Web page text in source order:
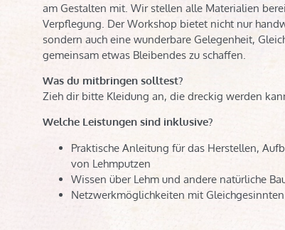
am Gestalten mit. Wir stellen alle Materialien
Verpflegung. Der Workshop bietet nicht nur
sondern auch eine wunderbare Gelegenheit,
gemeinsam etwas Bleibendes zu schaffen.
Was du mitbringen solltest?
Zieh dir bitte Kleidung an, die dreckig werden
Welche Leistungen sind inklusive?
Praktische Anleitung für das Herstellen,
von Lehmputzen
Wissen über Lehm und andere natürliche
Netzwerkmöglichkeiten mit Gleichgesinnten